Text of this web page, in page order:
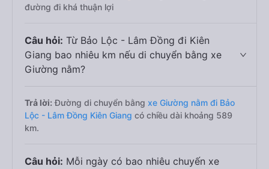
đường đi khá thuận lợi
Câu hỏi: Từ Bảo Lộc - Lâm Đồng đi Kiên
Giang bao nhiêu km nếu di chuyển bằng xe
Giường nằm?
Trả lời: Đường di chuyển bằng xe Giường nằm đi Bảo
Lộc - Lâm Đồng Kiên Giang có chiều dài khoảng 589
km.
Câu hỏi: Mỗi ngày có bao nhiêu chuyến xe